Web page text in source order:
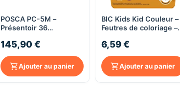
Aperçu rapide
POSCA PC-5M –
Présentoir 36
Pointe moyenne 1,8–2,5
mm – Assortiment
couleurs
145,90 €
Ajouter au panier
Aperçu rapide
BIC Kids Kid Couleur –
Feutres de coloriage –
bloquée – Encre lavable
– Couleurs assorties
6,59 €
Ajouter au panier